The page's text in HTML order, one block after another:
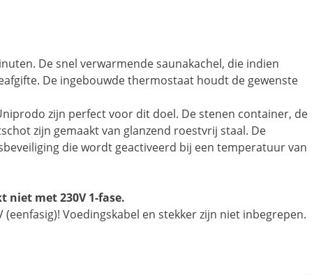
De snel verwarmende saunakachel, die indien
De ingebouwde thermostaat houdt de gewenste
zijn perfect voor dit doel. De stenen container, de
zijn gemaakt van glanzend roestvrij staal. De
die wordt geactiveerd bij een temperatuur van
niet met 230V 1-fase.
Voedingskabel en stekker zijn niet inbegrepen.